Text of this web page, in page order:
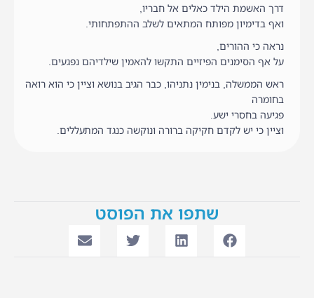
דרך האשמת הילד כאלים אל חבריו,
ואף בדימיון מפותח המתאים לשלב ההתפתחותי.
נראה כי ההורים,
על אף הסימנים הפיזיים התקשו להאמין שילדיהם נפגעים.
ראש הממשלה, בנימין נתניהו, כבר הגיב בנושא וציין כי הוא רואה
בחומרה
פגיעה בחסרי ישע.
וציין כי יש לקדם חקיקה ברורה ונוקשה כנגד המתעללים.
שתפו את הפוסט